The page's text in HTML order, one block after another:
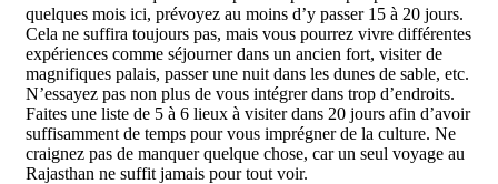
quelques mois ici, prévoyez au moins d’y passer 15 à 20 jours.
Cela ne suffira toujours pas, mais vous pourrez vivre différentes
expériences comme séjourner dans un ancien fort, visiter de
magnifiques palais, passer une nuit dans les dunes de sable, etc.
N’essayez pas non plus de vous intégrer dans trop d’endroits.
Faites une liste de 5 à 6 lieux à visiter dans 20 jours afin d’avoir
suffisamment de temps pour vous imprégner de la culture. Ne
craignez pas de manquer quelque chose, car un seul voyage au
Rajasthan ne suffit jamais pour tout voir.